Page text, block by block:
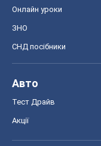
Онлайн уроки
ЗНО
СНД посібники
Авто
Тест Драйв
Акції